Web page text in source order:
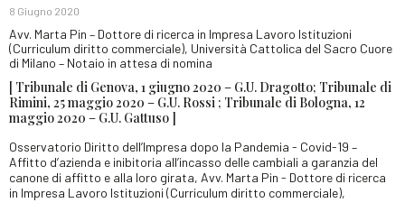
8 Giugno 2020
Avv. Marta Pin – Dottore di ricerca in Impresa Lavoro Istituzioni
(Curriculum diritto commerciale), Università Cattolica del Sacro Cuore
di Milano – Notaio in attesa di nomina
[ Tribunale di Genova, 1 giugno 2020 – G.U. Dragotto; Tribunale di
Rimini, 25 maggio 2020 – G.U. Rossi ; Tribunale di Bologna, 12
maggio 2020 – G.U. Gattuso ]
Osservatorio Diritto dell’Impresa dopo la Pandemia - Covid-19 –
Affitto d’azienda e inibitoria all’incasso delle cambiali a garanzia del
canone di affitto e alla loro girata, Avv. Marta Pin - Dottore di ricerca
in Impresa Lavoro Istituzioni (Curriculum diritto commerciale),